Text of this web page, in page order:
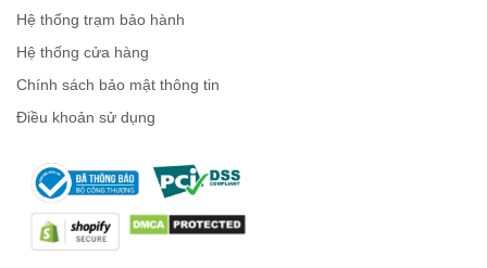
Hệ thống trạm bảo hành
Hệ thống cửa hàng
Chính sách bảo mật thông tin
Điều khoản sử dụng